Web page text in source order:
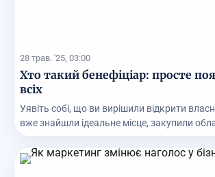
28 трав. '25, 03:00
Хто такий бенефіціар: просте
всіх
Уявіть собі, що ви вирішили відкрити
вже знайшли ідеальне місце, закупили